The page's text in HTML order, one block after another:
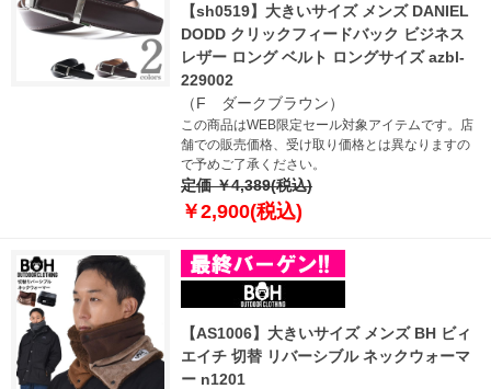
【sh0519】大きいサイズ メンズ DANIEL
DODD クリックフィードバック ビジネス
レザー ロング ベルト ロングサイズ azbl-
229002
（F ダークブラウン）
この商品はWEB限定セール対象アイテムです。店
舗での販売価格、受け取り価格とは異なりますの
で予めご了承ください。
定価 ￥4,389(税込)
￥2,900(税込)
【AS1006】大きいサイズ メンズ BH ビィ
エイチ 切替 リバーシブル ネックウォーマ
ー n1201